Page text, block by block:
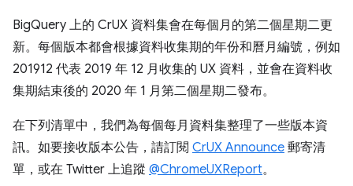
BigQuery 上的 CrUX 資料集會在每個月的第二個星期二更
新。每個版本都會根據資料收集期的年份和曆月編號，例如
201912 代表 2019 年 12 月收集的 UX 資料，並會在資料收
集期結束後的 2020 年 1 月第二個星期二發布。
在下列清單中，我們為每個每月資料集整理了一些版本資
訊。如要接收版本公告，請訂閱 CrUX Announce 郵寄清
單，或在 Twitter 上追蹤 @ChromeUXReport。